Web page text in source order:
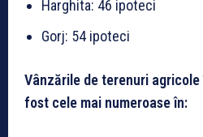
Harghita: 46 ipoteci
Gorj: 54 ipoteci
Vânzările de terenuri agricole
fost cele mai numeroase în: